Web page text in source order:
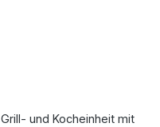
Grill- und Kocheinheit mit